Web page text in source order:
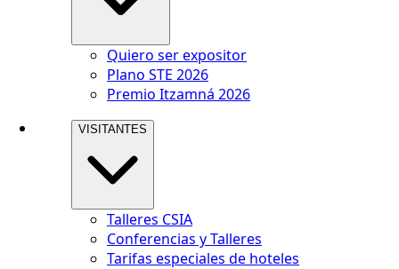
Quiero ser expositor
Plano STE 2026
Premio Itzamná 2026
VISITANTES
Talleres CSIA
Conferencias y Talleres
Tarifas especiales de hoteles